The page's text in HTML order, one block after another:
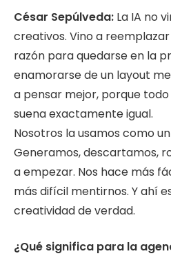
César Sepúlveda: La IA no
creativos. Vino a
razón para quedarse en la
enamorarse de un layout
a pensar mejor, porque
suena exactamente igual.
Nosotros la usamos como
Generamos, descartamos,
a empezar. Nos hace más
más difícil mentirnos. Y ahí
creatividad de verdad.
¿Qué significa para la